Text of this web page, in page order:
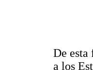
De esta
a los